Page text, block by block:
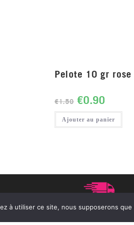
Pelote 10 gr rose
€1.50 €0.90
Ajouter au panier
gratuite en point relais à
à utiliser ce site, nous supposerons